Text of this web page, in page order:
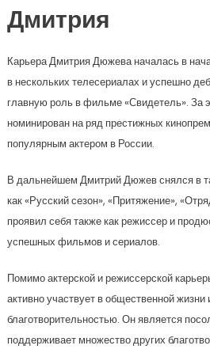
Дмитрия
Карьера Дмитрия Дюжева началась в
в нескольких телесериалах и успешно
главную роль в фильме «Свидетель». За
номинирован на ряд престижных
популярным актером в России.
В дальнейшем Дмитрий Дюжев снялся в
как «Русский сезон», «Притяжение»,
проявил себя также как режиссер и
успешных фильмов и сериалов.
Помимо актерской и режиссерской
активно участвует в общественной жизни
благотворительностью. Он является
поддерживает множество других